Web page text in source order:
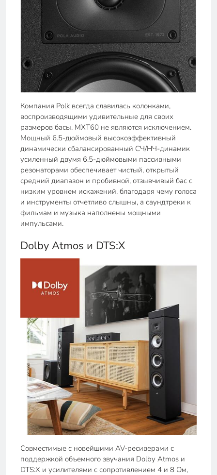
Компания Polk всегда славилась колонками,
воспроизводящими удивительные для своих
размеров басы. MXT60 не являются исключением.
Мощный 6.5-дюймовый высокоэффективный
динамически сбалансированный СЧ/НЧ-динамик
усиленный двумя 6.5-дюймовыми пассивными
резонаторами обеспечивает чистый, открытый
средний диапазон и пробивной, отзывчивый бас с
низким уровнем искажений, благодаря чему голоса
и инструменты отчетливо слышны, а саундтреки к
фильмам и музыка наполнены мощными
импульсами.
Dolby Atmos и DTS:X
Совместимые с новейшими AV-ресиверами с
поддержкой объемного звучания Dolby Atmos и
DTS:X и усилителями с сопротивлением 4 и 8 Ом,